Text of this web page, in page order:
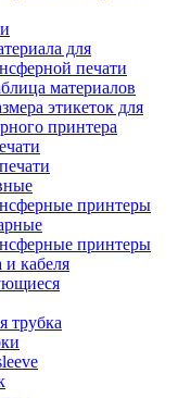
для
печати
материалов
этикеток для
принтера
принтеры
принтеры
кабеля
трубка